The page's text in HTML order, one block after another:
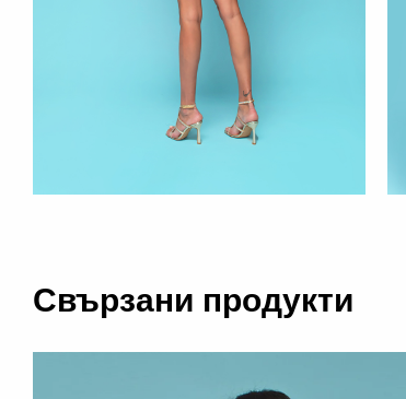
Свързани продукти